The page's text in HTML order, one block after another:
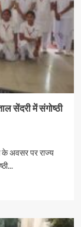
सेंदरी में संगोष्ठी
के अवसर पर राज्य